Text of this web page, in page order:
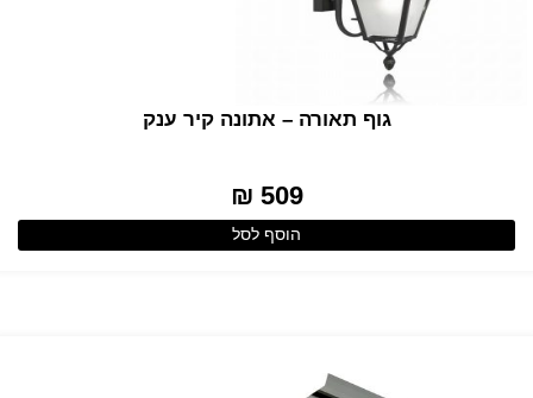
גוף תאורה – אתונה קיר ענק
509 ₪
הוסף לסל